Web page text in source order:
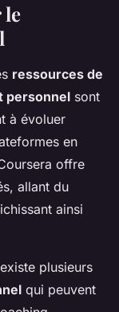
le
ressources de
personnel sont
à évoluer
en
offre
allant du
ainsi
plusieurs
qui peuvent